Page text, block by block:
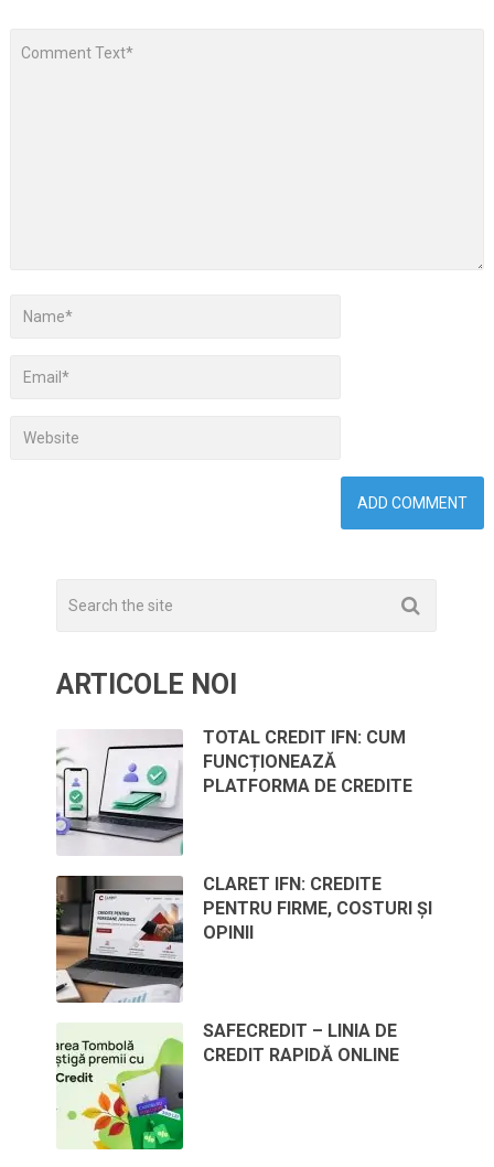
ARTICOLE NOI
TOTAL CREDIT IFN: CUM
FUNCȚIONEAZĂ
PLATFORMA DE CREDITE
CLARET IFN: CREDITE
PENTRU FIRME, COSTURI ȘI
OPINII
SAFECREDIT – LINIA DE
CREDIT RAPIDĂ ONLINE